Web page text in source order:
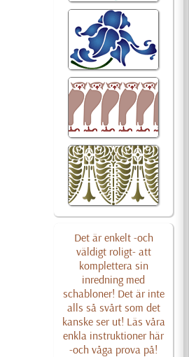
Det är enkelt -och
väldigt roligt- att
komplettera sin
inredning med
schabloner! Det är inte
alls så svårt som det
kanske ser ut! Läs våra
enkla instruktioner här
-och våga prova på!